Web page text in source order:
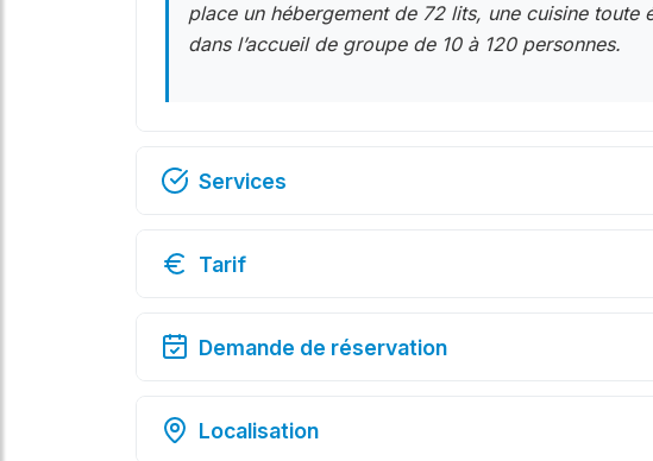
place un hébergement de 72 lits, une cuisine toute
dans l’accueil de groupe de 10 à 120 personnes.
Services
Tarif
Demande de réservation
Localisation